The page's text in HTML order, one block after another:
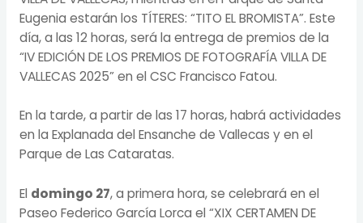
Eugenia estarán los TÍTERES: “TITO EL BROMISTA”. Este
día, a las 12 horas, será la entrega de premios de la
“IV EDICIÓN DE LOS PREMIOS DE FOTOGRAFÍA VILLA DE
VALLECAS 2025” en el CSC Francisco Fatou.
En la tarde, a partir de las 17 horas, habrá actividades
en la Explanada del Ensanche de Vallecas y en el
Parque de Las Cataratas.
El domingo 27, a primera hora, se celebrará en el
Paseo Federico García Lorca el “XIX CERTAMEN DE